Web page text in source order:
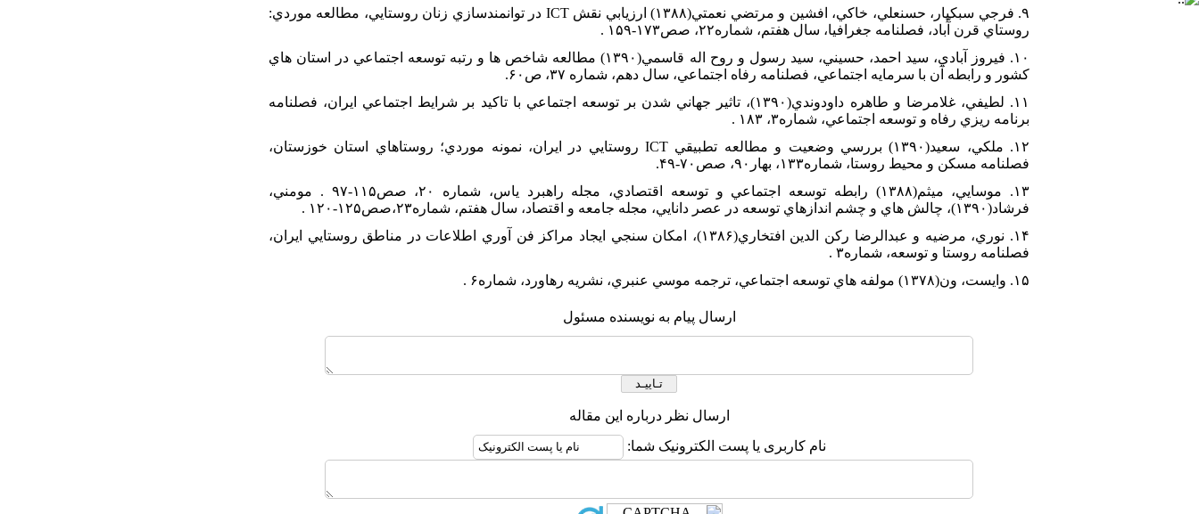
۹. فرجي سبکبار، حسنعلي، خاکي، افشين و مرتضي نعمتي(۱۳۸۸) ارزيابي نقش ICT در توانمندسازي زنان روستايي، مطالعه موردي:
روستاي قرن آّباد، فصلنامه جغرافيا، سال هفتم، شماره۲۲، صص۱۷۳-۱۵۹ .
۱۰. فيروز آبادي، سيد احمد، حسيني، سيد رسول و روح اله قاسمي(۱۳۹۰) مطالعه شاخص ها و رتبه توسعه اجتماعي در استان هاي
کشور و رابطه آن با سرمايه اجتماعي، فصلنامه رفاه اجتماعي، سال دهم، شماره ۳۷، ص۶۰.
۱۱. لطيفي، غلامرضا و طاهره داودوندي(۱۳۹۰)، تاثير جهاني شدن بر توسعه اجتماعي با تاکيد بر شرايط اجتماعي ايران، فصلنامه
برنامه ريزي رفاه و توسعه اجتماعي، شماره۳، ۱۸۳ .
۱۲. ملکي، سعيد(۱۳۹۰) بررسي وضعيت و مطالعه تطبيقي ICT روستايي در ايران، نمونه موردي؛ روستاهاي استان خوزستان،
فصلنامه مسکن و محيط روستا، شماره۱۳۳، بهار۹۰، صص۷۰-۴۹.
۱۳. موسايي، ميثم(۱۳۸۸) رابطه توسعه اجتماعي و توسعه اقتصادي، مجله راهبرد ياس، شماره ۲۰، صص۱۱۵-۹۷ . مومني،
فرشاد(۱۳۹۰)، چالش هاي و چشم اندازهاي توسعه در عصر دانايي، مجله جامعه و اقتصاد، سال هفتم، شماره۲۳،صص۱۲۵-۱۲۰ .
۱۴. نوري، مرضيه و عبدالرضا رکن الدين افتخاري(۱۳۸۶)، امکان سنجي ايجاد مراکز فن آوري اطلاعات در مناطق روستايي ايران،
فصلنامه روستا و توسعه، شماره۳ .
۱۵. وايست، ون(۱۳۷۸) مولفه هاي توسعه اجتماعي، ترجمه موسي عنبري، نشريه رهاورد، شماره۶ .
ارسال پیام به نویسنده مسئول
ارسال نظر درباره این مقاله
نام کاربری یا پست الکترونیک شما: